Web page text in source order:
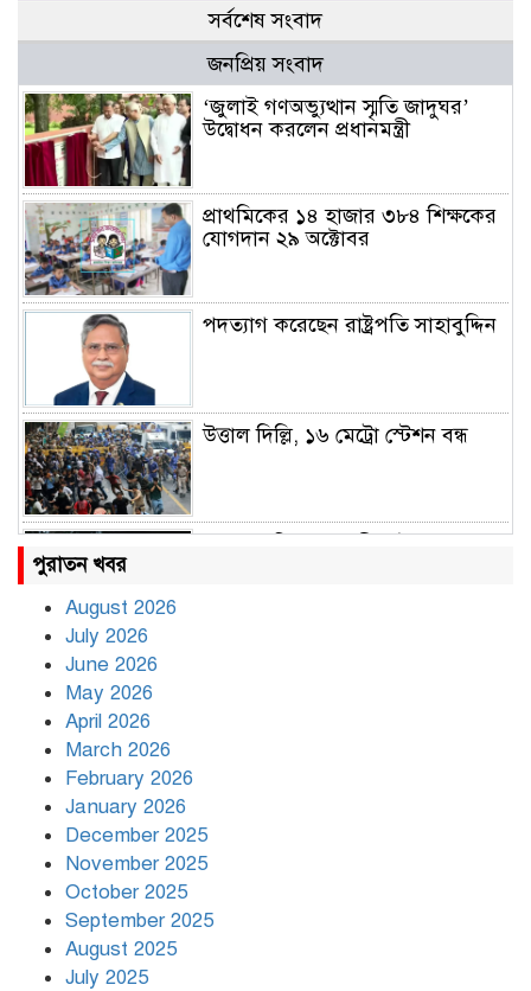
সর্বশেষ সংবাদ
জনপ্রিয় সংবাদ
‘জুলাই গণঅভ্যুত্থান স্মৃতি জাদুঘর’
উদ্বোধন করলেন প্রধানমন্ত্রী
প্রাথমিকের ১৪ হাজার ৩৮৪ শিক্ষকের
যোগদান ২৯ অক্টোবর
পদত্যাগ করেছেন রাষ্ট্রপতি সাহাবুদ্দিন
উত্তাল দিল্লি, ১৬ মেট্রো স্টেশন বন্ধ
বৃষ্টি থামার নাম নেই, পথে পথে
পুরাতন খবর
August 2026
July 2026
June 2026
May 2026
April 2026
March 2026
February 2026
January 2026
December 2025
November 2025
October 2025
September 2025
August 2025
July 2025